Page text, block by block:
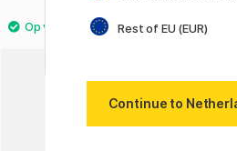
Rest of EU (EUR)
Continue to